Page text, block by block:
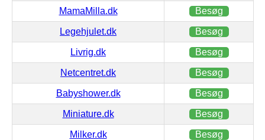
MamaMilla.dk Besøg
Legehjulet.dk Besøg
Livrig.dk Besøg
Netcentret.dk Besøg
Babyshower.dk Besøg
Miniature.dk Besøg
Milker.dk Besøg